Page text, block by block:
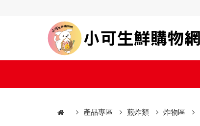
產品專區 煎炸類 炸物區